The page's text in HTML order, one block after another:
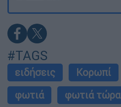
#TAGS
ειδήσεις Κορωπί
φωτιά
φωτιά τώρα